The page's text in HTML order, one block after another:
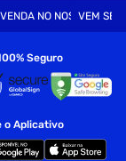
VENDA NO NOSSO SITE
VEM SER
Seguro
o Aplicativo